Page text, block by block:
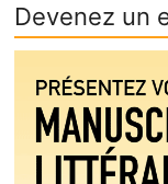
Devenez un